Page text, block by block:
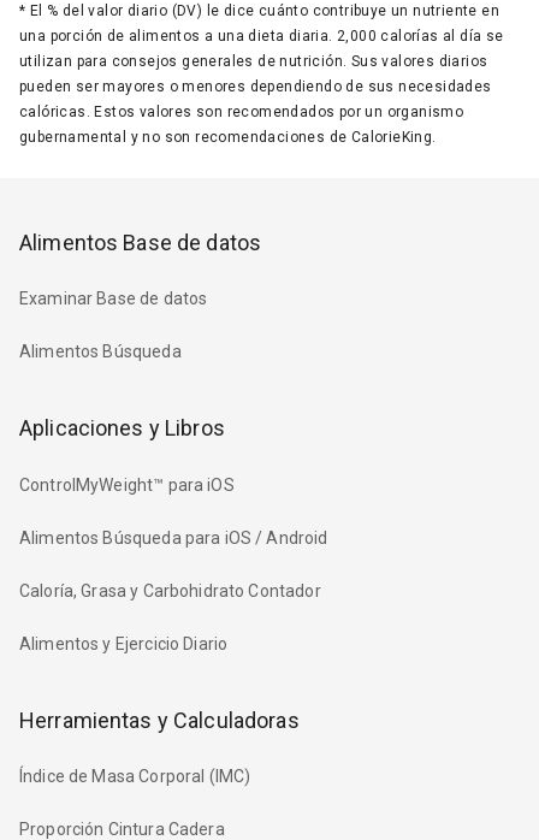
* El % del valor diario (DV) le dice cuánto contribuye un nutriente en
una porción de alimentos a una dieta diaria. 2,000 calorías al día se
utilizan para consejos generales de nutrición. Sus valores diarios
pueden ser mayores o menores dependiendo de sus necesidades
calóricas. Estos valores son recomendados por un organismo
gubernamental y no son recomendaciones de CalorieKing.
Alimentos Base de datos
Examinar Base de datos
Alimentos Búsqueda
Aplicaciones y Libros
ControlMyWeight™ para iOS
Alimentos Búsqueda para iOS / Android
Caloría, Grasa y Carbohidrato Contador
Alimentos y Ejercicio Diario
Herramientas y Calculadoras
Índice de Masa Corporal (IMC)
Proporción Cintura Cadera